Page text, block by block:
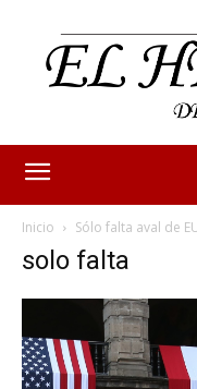
Inicio Sólo falta aval de
solo falta